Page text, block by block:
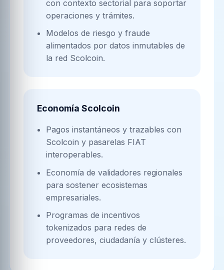
con contexto sectorial para soportar
operaciones y trámites.
Modelos de riesgo y fraude
alimentados por datos inmutables de
la red Scolcoin.
Economía Scolcoin
Pagos instantáneos y trazables con
Scolcoin y pasarelas FIAT
interoperables.
Economía de validadores regionales
para sostener ecosistemas
empresariales.
Programas de incentivos
tokenizados para redes de
proveedores, ciudadanía y clústeres.